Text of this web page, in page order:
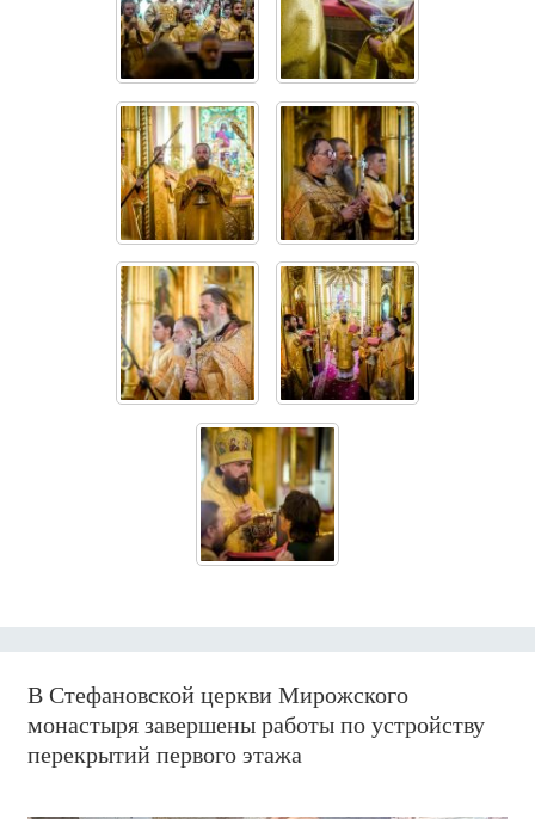
В Стефановской церкви Мирожского
монастыря завершены работы по устройству
перекрытий первого этажа